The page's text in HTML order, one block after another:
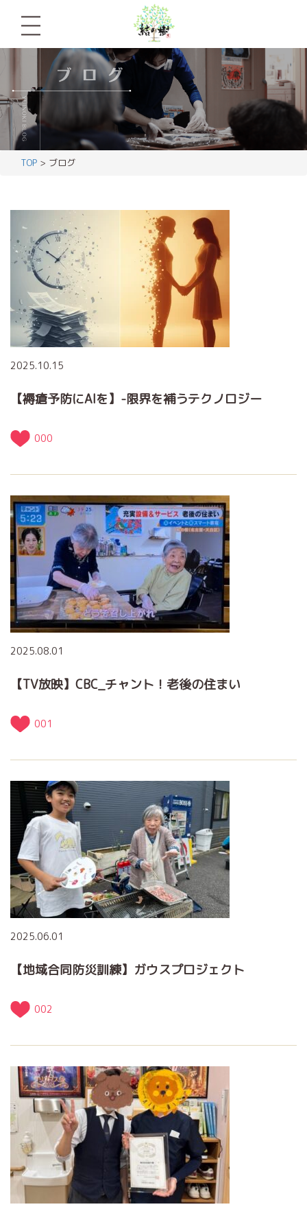
TOP > ブログ
2025.10.15
【褥瘡予防にAIを】-限界を補うテクノロジー
000
2025.08.01
【TV放映】CBC_チャント！老後の住まい
001
2025.06.01
【地域合同防災訓練】ガウスプロジェクト
002